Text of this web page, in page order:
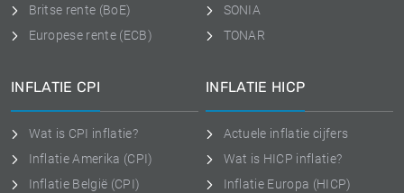
Britse rente (BoE)
Europese rente (ECB)
SONIA
TONAR
INFLATIE CPI
Wat is CPI inflatie?
Inflatie Amerika (CPI)
Inflatie België (CPI)
INFLATIE HICP
Actuele inflatie cijfers
Wat is HICP inflatie?
Inflatie Europa (HICP)